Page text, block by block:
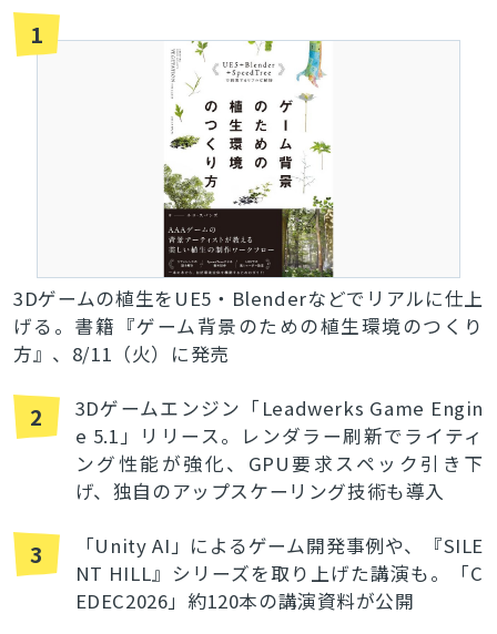
1
3Dゲームの植生をUE5・Blenderなどでリアルに仕上
げる。書籍『ゲーム背景のための植生環境のつくり
方』、8/11（火）に発売
2
3Dゲームエンジン「Leadwerks Game Engin
e 5.1」リリース。レンダラー刷新でライティ
ング性能が強化、GPU要求スペック引き下
げ、独自のアップスケーリング技術も導入
3
「Unity AI」によるゲーム開発事例や、『SILE
NT HILL』シリーズを取り上げた講演も。「C
EDEC2026」約120本の講演資料が公開